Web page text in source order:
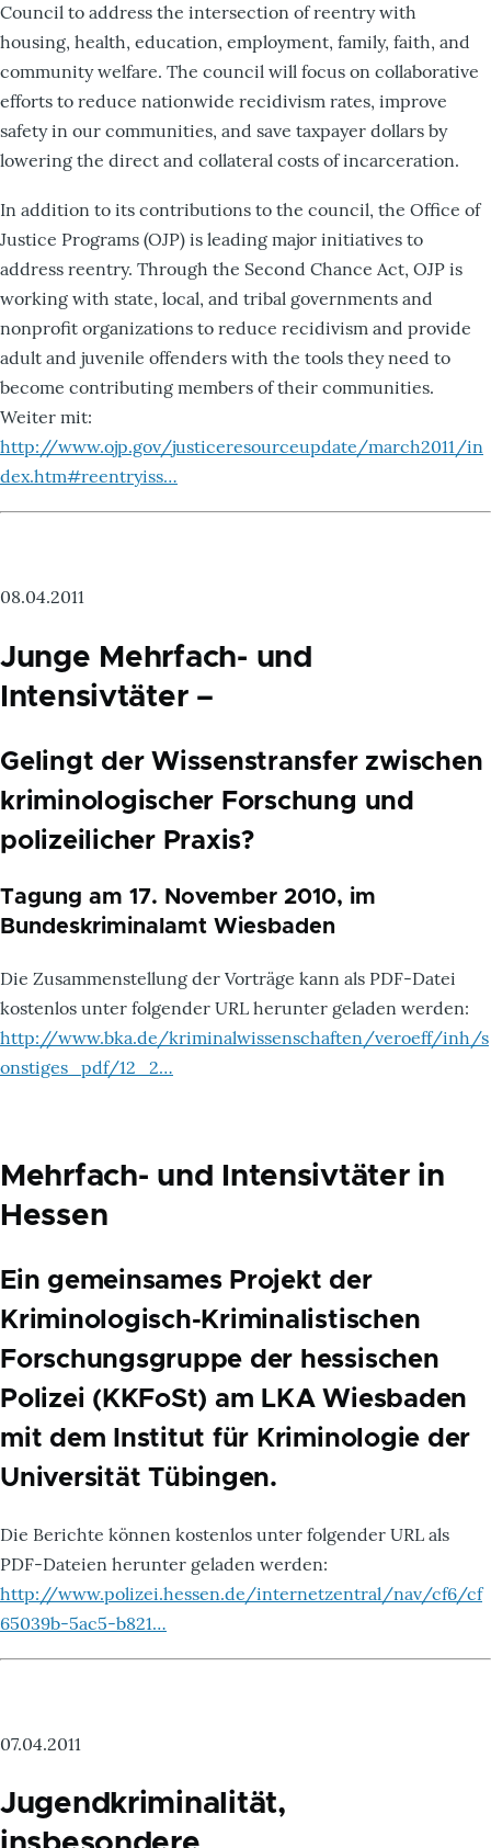
Council to address the intersection of reentry with
housing, health, education, employment, family, faith, and
community welfare. The council will focus on collaborative
efforts to reduce nationwide recidivism rates, improve
safety in our communities, and save taxpayer dollars by
lowering the direct and collateral costs of incarceration.
In addition to its contributions to the council, the Office of
Justice Programs (OJP) is leading major initiatives to
address reentry. Through the Second Chance Act, OJP is
working with state, local, and tribal governments and
nonprofit organizations to reduce recidivism and provide
adult and juvenile offenders with the tools they need to
become contributing members of their communities.
Weiter mit:
http://www.ojp.gov/justiceresourceupdate/march2011/in
dex.htm#reentryiss…
08.04.2011
Junge Mehrfach- und
Intensivtäter –
Gelingt der Wissenstransfer zwischen
kriminologischer Forschung und
polizeilicher Praxis?
Tagung am 17. November 2010, im
Bundeskriminalamt Wiesbaden
Die Zusammenstellung der Vorträge kann als PDF-Datei
kostenlos unter folgender URL herunter geladen werden:
http://www.bka.de/kriminalwissenschaften/veroeff/inh/s
onstiges_pdf/12_2…
Mehrfach- und Intensivtäter in
Hessen
Ein gemeinsames Projekt der
Kriminologisch-Kriminalistischen
Forschungsgruppe der hessischen
Polizei (KKFoSt) am LKA Wiesbaden
mit dem Institut für Kriminologie der
Universität Tübingen.
Die Berichte können kostenlos unter folgender URL als
PDF-Dateien herunter geladen werden:
http://www.polizei.hessen.de/internetzentral/nav/cf6/cf
65039b-5ac5-b821…
07.04.2011
Jugendkriminalität,